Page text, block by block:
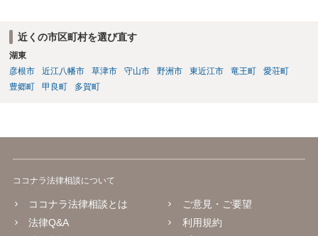
近くの市区町村を選び直す
湖東
彦根市
近江八幡市 草津市 守山市 野洲市 東近江市 竜王町
愛荘町
豊郷町
甲良町 多賀町
ココナラ法律相談について
ココナラ法律相談とは
法律Q&A
ご意見・ご要望
利用規約